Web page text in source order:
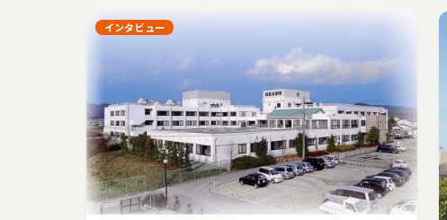
インタビュー